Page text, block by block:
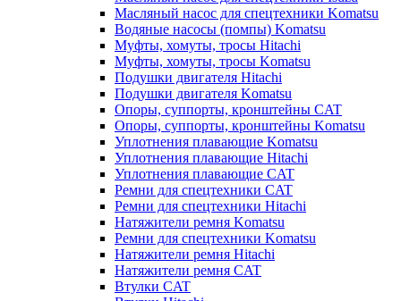
Масляный насос для спецтехники Komatsu
Водяные насосы (помпы) Komatsu
Муфты, хомуты, тросы Hitachi
Муфты, хомуты, тросы Komatsu
Подушки двигателя Hitachi
Подушки двигателя Komatsu
Опоры, суппорты, кронштейны CAT
Опоры, суппорты, кронштейны Komatsu
Уплотнения плавающие Komatsu
Уплотнения плавающие Hitachi
Уплотнения плавающие CAT
Ремни для спецтехники CAT
Ремни для спецтехники Hitachi
Натяжители ремня Komatsu
Ремни для спецтехники Komatsu
Натяжители ремня Hitachi
Натяжители ремня CAT
Втулки CAT